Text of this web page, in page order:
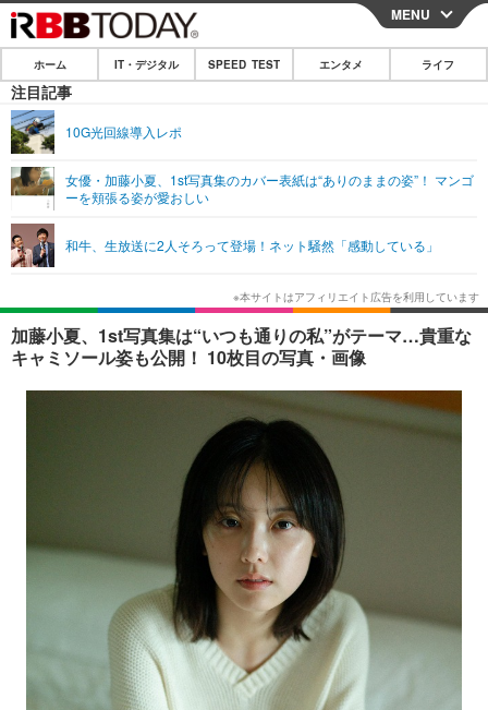
CLOSE
ホーム
IT・デジタル
ネタ
ショッピング その他
SPEED TEST
エンタメ
エンタメTOP 映画・ドラマ
韓国・芸能
音楽 スポーツ
その他
ライフ
ライフTOP グルメ
ペット ショッピング
その他
リリース一覧
プッシュ通知の停止方法
MENU
ホーム IT・デジタル SPEED TEST エンタメ ライフ
注目記事
10G光回線導入レポ
女優・加藤小夏、1st写真集のカバー表紙は“ありのままの姿”！ マンゴ
ーを頬張る姿が愛おしい
和牛、生放送に2人そろって登場！ネット騒然「感動している」
加藤小夏、1st写真集は“いつも通りの私”がテーマ…貴重な
キャミソール姿も公開！ 10枚目の写真・画像